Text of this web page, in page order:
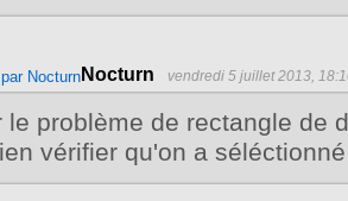
Nocturn vendredi 5 juillet 2013,
le problème de rectangle de
vérifier qu'on a